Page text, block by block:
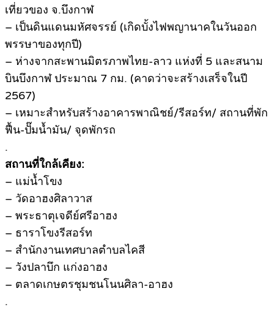
เที่ยวของ จ.บึงกาฬ
– เป็นดินแดนมหัศจรรย์ (เกิดบั้งไฟพญานาคในวันออก
พรรษาของทุกปี)
– ห่างจากสะพานมิตรภาพไทย-ลาว แห่งที่ 5 และสนาม
บินบึงกาฬ ประมาณ 7 กม. (คาดว่าจะสร้างเสร็จในปี
2567)
– เหมาะสำหรับสร้างอาคารพาณิชย์/รีสอร์ท/ สถานที่พัก
ฟื้น-ปั๊มน้ำมัน/ จุดพักรถ
.
สถานที่ใกล้เคียง:
– แม่น้ำโขง
– วัดอาฮงศิลาวาส
– พระธาตุเจดีย์ศรีอาฮง
– ธาราโขงรีสอร์ท
– สำนักงานเทศบาลตำบลไคสี
– วังปลาบึก แก่งอาฮง
– ตลาดเกษตรชุมชนโนนศิลา-อาฮง
.